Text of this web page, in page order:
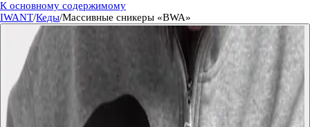
К основному содержимому
IWANT/Кеды/Массивные сникеры «BWA»